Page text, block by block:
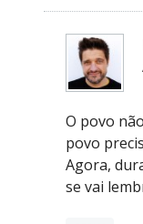
O povo
povo
Agora,
se vai